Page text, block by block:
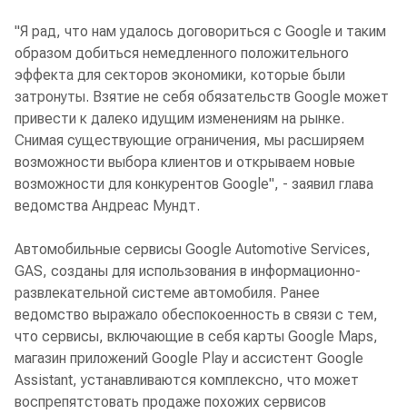
"Я рад, что нам удалось договориться с Google и таким
образом добиться немедленного положительного
эффекта для секторов экономики, которые были
затронуты. Взятие не себя обязательств Google может
привести к далеко идущим изменениям на рынке.
Снимая существующие ограничения, мы расширяем
возможности выбора клиентов и открываем новые
возможности для конкурентов Google", - заявил глава
ведомства Андреас Мундт.
Автомобильные сервисы Google Automotive Services,
GAS, созданы для использования в информационно-
развлекательной системе автомобиля. Ранее
ведомство выражало обеспокоенность в связи с тем,
что сервисы, включающие в себя карты Google Maps,
магазин приложений Google Play и ассистент Google
Assistant, устанавливаются комплексно, что может
воспрепятстовать продаже похожих сервисов